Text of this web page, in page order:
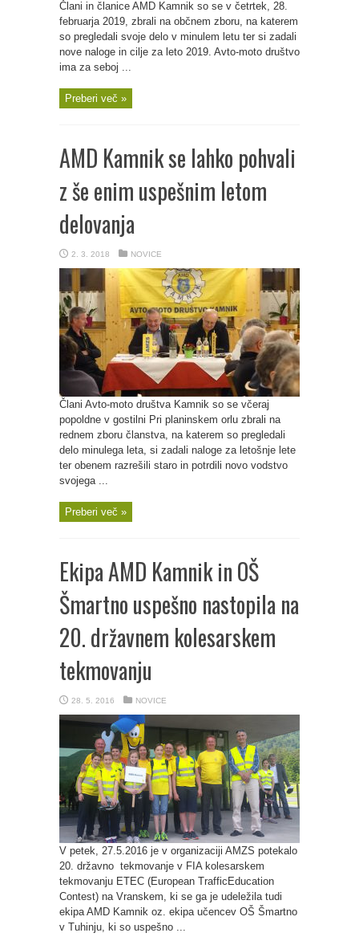
Člani in članice AMD Kamnik so se v četrtek, 28.
februarja 2019, zbrali na občnem zboru, na katerem
so pregledali svoje delo v minulem letu ter si zadali
nove naloge in cilje za leto 2019. Avto-moto društvo
ima za seboj ...
Preberi več »
AMD Kamnik se lahko pohvali
z še enim uspešnim letom
delovanja
2. 3. 2018 NOVICE
Člani Avto-moto društva Kamnik so se včeraj
popoldne v gostilni Pri planinskem orlu zbrali na
rednem zboru članstva, na katerem so pregledali
delo minulega leta, si zadali naloge za letošnje lete
ter obenem razrešili staro in potrdili novo vodstvo
svojega ...
Preberi več »
Ekipa AMD Kamnik in OŠ
Šmartno uspešno nastopila na
20. državnem kolesarskem
tekmovanju
28. 5. 2016 NOVICE
V petek, 27.5.2016 je v organizaciji AMZS potekalo
20. državno tekmovanje v FIA kolesarskem
tekmovanju ETEC (European TrafficEducation
Contest) na Vranskem, ki se ga je udeležila tudi
ekipa AMD Kamnik oz. ekipa učencev OŠ Šmartno
v Tuhinju, ki so uspešno ...